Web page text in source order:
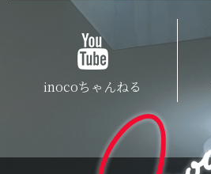
inocoちゃんねる